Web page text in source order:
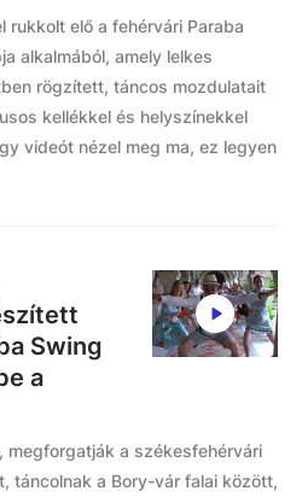
rukkolt elő a fehérvári Paraba
alkalmából, amely lelkes
rögzített, táncos mozdulatait
kellékkel és helyszínekkel
videót nézel meg ma, ez legyen
Swing
a
megforgatják a székesfehérvári
táncolnak a Bory-vár falai között,